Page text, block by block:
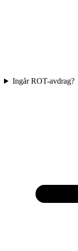
Ingår ROT-avdrag?